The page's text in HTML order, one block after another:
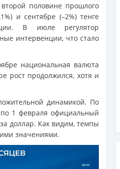
половине прошлого
и сентябре (–2%) тенге
В июле регулятор
интервенции, что стало
национальная валюта
рост продолжился, хотя и
динамикой. По
1 февраля официальный
за доллар. Как видим, темпы
значениями.